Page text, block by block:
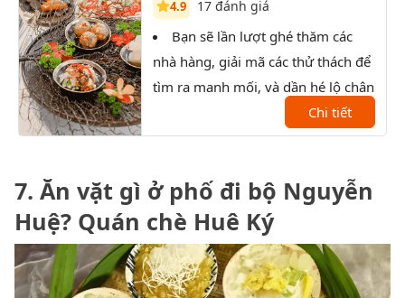
4.9 17 đánh giá
Bạn sẽ lần lượt ghé thăm các
nhà hàng, giải mã các thử thách để
tìm ra manh mối, và dần hé lộ chân
tướng của nhân vật bí ẩn.Chi tiết
7. Ăn vặt gì ở phố đi bộ Nguyễn
Huệ? Quán chè Huê Ký